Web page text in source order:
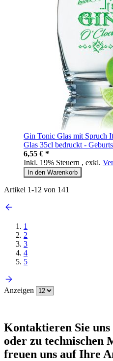
Gin Tonic Glas mit Spruch
Glas 35cl bedruckt -
6,55 € *
Inkl. 19% Steuern , exkl.
In den Warenkorb
Artikel 1-12 von 141
1
2
3
4
5
Anzeigen
Kontaktieren Sie
oder zu technischen
freuen uns auf Ihre